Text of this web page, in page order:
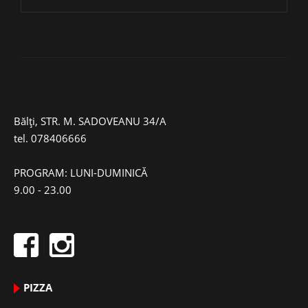
Bălți, STR. M. SADOVEANU 34/A
tel. 078406666
PROGRAM: LUNI-DUMINICĂ
9.00 - 23.00
PIZZA